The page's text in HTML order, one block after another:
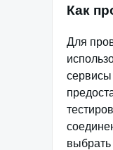
Как
Для